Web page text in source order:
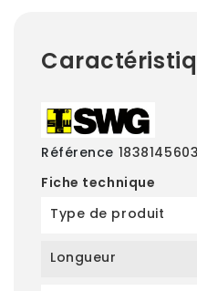
Référence
Fiche technique
Type de produit
Longueur